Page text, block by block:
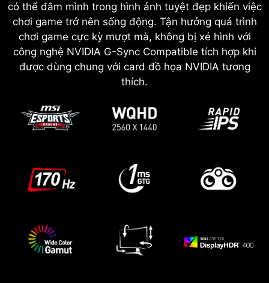
có thể đắm mình trong hình ảnh tuyệt đẹp khiến việc
chơi game trở nên sống động. Tận hưởng quá trình
chơi game cực kỳ mượt mà, không bị xé hình với
công nghệ NVIDIA G-Sync Compatible tích hợp khi
được dùng chung với card đồ họa NVIDIA tương
thích.